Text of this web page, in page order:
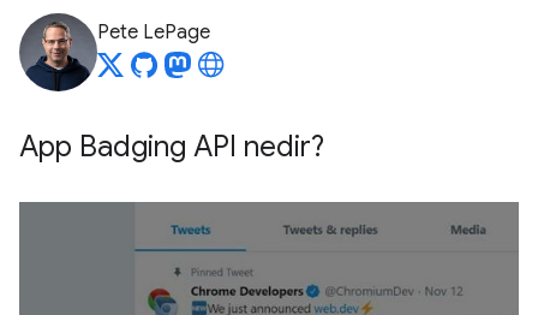
Pete LePage
App Badging API nedir?